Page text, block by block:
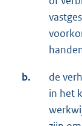
b.
de
in het